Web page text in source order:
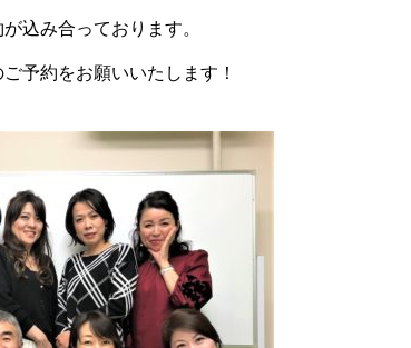
込み合っております。
予約をお願いいたします！